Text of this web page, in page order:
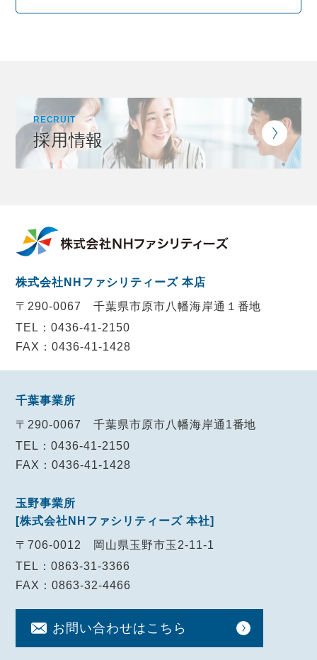
RECRUIT
採用情報
株式会社NHファシリティーズ 本店
〒290-0067千葉県市原市八幡海岸通１番地
TEL：0436-41-2150
FAX：0436-41-1428
千葉事業所
〒290-0067千葉県市原市八幡海岸通1番地
TEL：0436-41-2150
FAX：0436-41-1428
玉野事業所
[株式会社NHファシリティーズ 本社]
〒706-0012
岡山県玉野市玉2-11-1
TEL：0863-31-3366
FAX：0863-32-4466
お問い合わせはこちら